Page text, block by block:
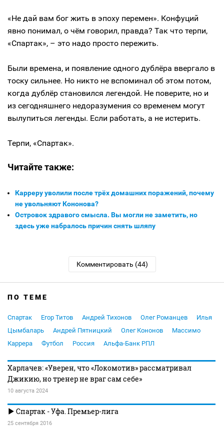
«Не дай вам бог жить в эпоху перемен». Конфуций
явно понимал, о чём говорил, правда? Так что терпи,
«Спартак», – это надо просто пережить.
Были времена, и появление одного дублёра ввергало в
тоску сильнее. Но никто не вспоминал об этом потом,
когда дублёр становился легендой. Не поверите, но и
из сегодняшнего недоразумения со временем могут
вылупиться легенды. Если работать, а не истерить.
Терпи, «Спартак».
Читайте также:
Карреру уволили после трёх домашних поражений, почему
не увольняют Кононова?
Островок здравого смысла. Вы могли не заметить, но
здесь уже набралось причин снять шляпу
Комментировать (44)
ПО ТЕМЕ
Спартак Егор Титов Андрей Тихонов Олег Романцев
Илья
Цымбаларь
Андрей Пятницкий Олег Кононов
Массимо
Каррера
Футбол Россия Альфа-Банк РПЛ
Харлачев: «Уверен, что «Локомотив» рассматривал
Джикию, но тренер не враг сам себе»
10 августа 2024
Спартак - Уфа. Премьер-лига
25 сентября 2016